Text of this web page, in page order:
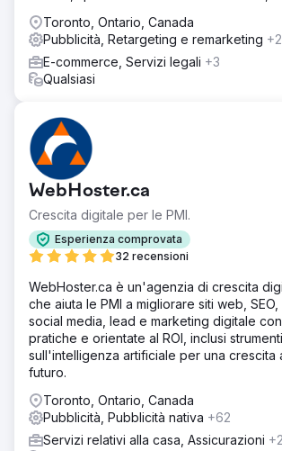
Toronto, Ontario, Canada
Pubblicità, Retargeting e remarketing
E-commerce, Servizi legali +3
Qualsiasi
WebHoster.ca
Crescita digitale per le PMI.
Esperienza comprovata
32 recensioni
WebHoster.ca è un'agenzia di crescita
che aiuta le PMI a migliorare siti web,
social media, lead e marketing digitale
pratiche e orientate al ROI, inclusi
sull'intelligenza artificiale per una crescita
futuro.
Toronto, Ontario, Canada
Pubblicità, Pubblicità nativa +62
Servizi relativi alla casa, Assicurazioni